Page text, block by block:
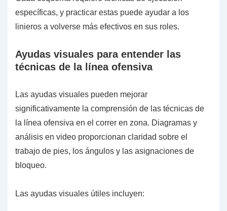
específicas, y practicar estas puede ayudar a los
linieros a volverse más efectivos en sus roles.
Ayudas visuales para entender las
técnicas de la línea ofensiva
Las ayudas visuales pueden mejorar
significativamente la comprensión de las técnicas de
la línea ofensiva en el correr en zona. Diagramas y
análisis en video proporcionan claridad sobre el
trabajo de pies, los ángulos y las asignaciones de
bloqueo.
Las ayudas visuales útiles incluyen: